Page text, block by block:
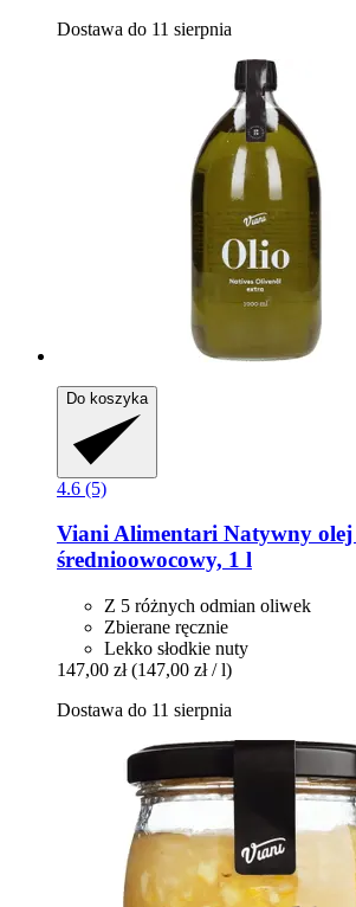
Dostawa do 11 sierpnia
Do koszyka
4.6 (5)
Viani Alimentari Natywny olej
średnioowocowy, 1 l
Z 5 różnych odmian oliwek
Zbierane ręcznie
Lekko słodkie nuty
147,00 zł (147,00 zł / l)
Dostawa do 11 sierpnia